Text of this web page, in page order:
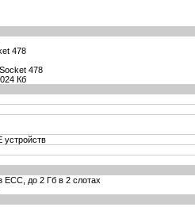
478
478
Кб
устройств
ЕСС, до 2 Гб в 2 слотах